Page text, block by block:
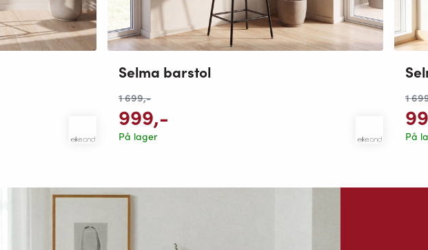
Selma barstol
1 699,-
999,-
På lager
1
På